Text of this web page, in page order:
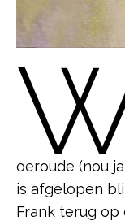
oeroude (nou
is afgelopen
Frank terug op